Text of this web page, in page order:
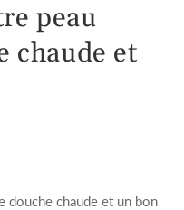
peau
chaude et
douche chaude et un bon